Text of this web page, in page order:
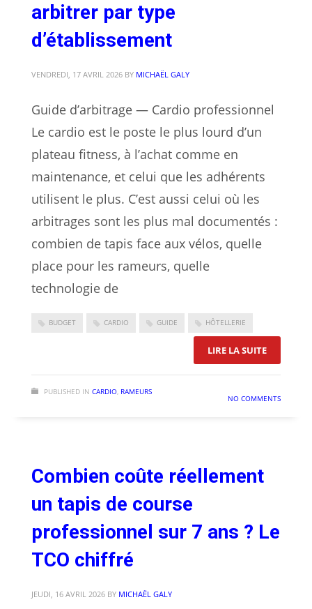
arbitrer par type
d’établissement
VENDREDI, 17 AVRIL 2026 BY MICHAËL GALY
Guide d’arbitrage — Cardio professionnel
Le cardio est le poste le plus lourd d’un
plateau fitness, à l’achat comme en
maintenance, et celui que les adhérents
utilisent le plus. C’est aussi celui où les
arbitrages sont les plus mal documentés :
combien de tapis face aux vélos, quelle
place pour les rameurs, quelle
technologie de
BUDGET CARDIO GUIDE HÔTELLERIE
LIRE LA SUITE: GUIDE
PUBLISHED IN CARDIO RAMEURS
NO COMMENTS
Combien coûte réellement
un tapis de course
professionnel sur 7 ans ? Le
TCO chiffré
JEUDI, 16 AVRIL 2026 BY MICHAËL GALY